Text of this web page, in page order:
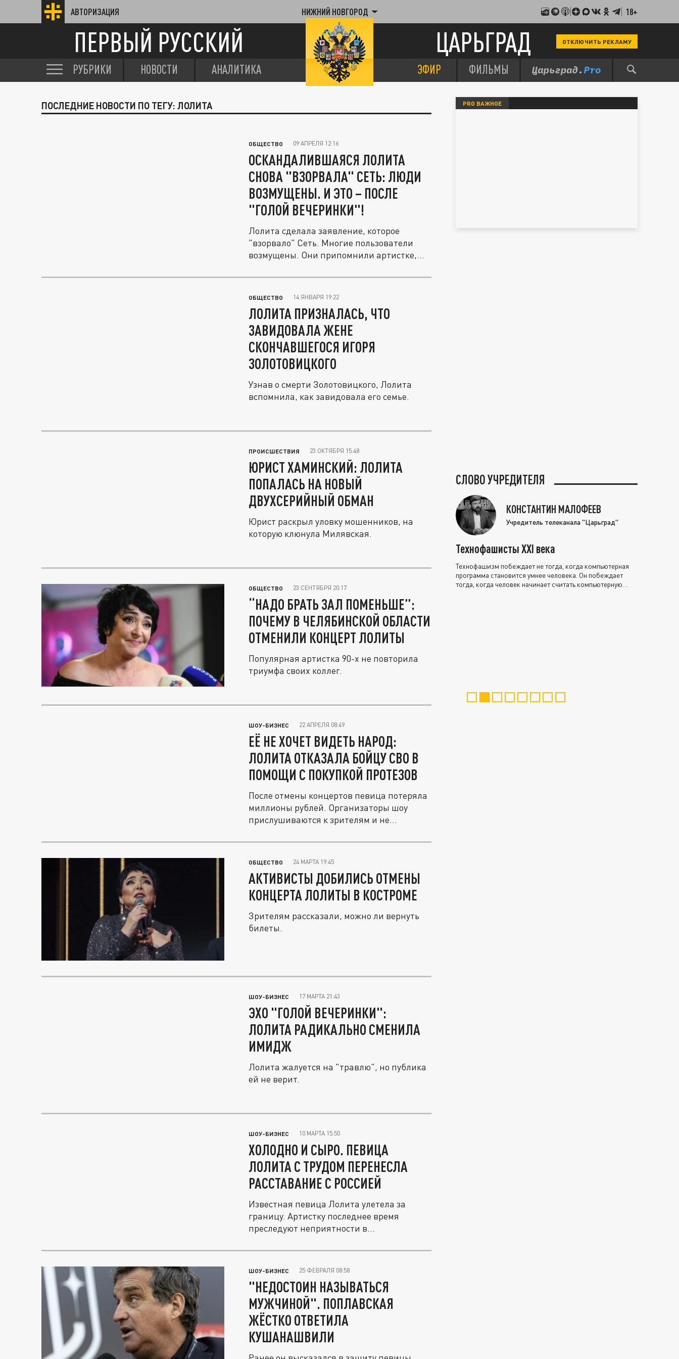
АВТОРИЗАЦИЯ НИЖНИЙ НОВГОРОД 18+
ПЕРВЫЙ РУССКИЙ ЦАРЬГРАД ОТКЛЮЧИТЬ РЕКЛАМУ
РУБРИКИ НОВОСТИ АНАЛИТИКА ЭФИР ФИЛЬМЫ
ПОСЛЕДНИЕ НОВОСТИ ПО ТЕГУ: ЛОЛИТА
ОБЩЕСТВО 09 АПРЕЛЯ 12:16
ОСКАНДАЛИВШАЯСЯ ЛОЛИТА
СНОВА "ВЗОРВАЛА" СЕТЬ: ЛЮДИ
ВОЗМУЩЕНЫ. И ЭТО – ПОСЛЕ
"ГОЛОЙ ВЕЧЕРИНКИ"!
Лолита сделала заявление, которое
"взорвало" Сеть. Многие пользователи
возмущены. Они припомнили артистке,
ОБЩЕСТВО 14 ЯНВАРЯ 19:22
ЛОЛИТА ПРИЗНАЛАСЬ, ЧТО
ЗАВИДОВАЛА ЖЕНЕ
СКОНЧАВШЕГОСЯ ИГОРЯ
ЗОЛОТОВИЦКОГО
Узнав о смерти Золотовицкого, Лолита
вспомнила, как завидовала его семье.
ПРОИСШЕСТВИЯ 23 ОКТЯБРЯ 15:48
ЮРИСТ ХАМИНСКИЙ: ЛОЛИТА
ПОПАЛАСЬ НА НОВЫЙ
ДВУХСЕРИЙНЫЙ ОБМАН
Юрист раскрыл уловку мошенников, на
которую клюнула Милявская.
ОБЩЕСТВО 23 СЕНТЯБРЯ 20:17
“НАДО БРАТЬ ЗАЛ ПОМЕНЬШЕ”:
ПОЧЕМУ В ЧЕЛЯБИНСКОЙ ОБЛАСТИ
ОТМЕНИЛИ КОНЦЕРТ ЛОЛИТЫ
Популярная артистка 90-х не повторила
триумфа своих коллег.
ШОУ-БИЗНЕС 22 АПРЕЛЯ 08:49
ЕЁ НЕ ХОЧЕТ ВИДЕТЬ НАРОД:
ЛОЛИТА ОТКАЗАЛА БОЙЦУ СВО В
ПОМОЩИ С ПОКУПКОЙ ПРОТЕЗОВ
После отмены концертов певица потеряла
миллионы рублей. Организаторы шоу
прислушиваются к зрителям и не...
ОБЩЕСТВО 24 МАРТА 19:45
АКТИВИСТЫ ДОБИЛИСЬ ОТМЕНЫ
КОНЦЕРТА ЛОЛИТЫ В КОСТРОМЕ
Зрителям рассказали, можно ли вернуть
билеты.
ШОУ-БИЗНЕС 17 МАРТА 21:43
ЭХО "ГОЛОЙ ВЕЧЕРИНКИ":
ЛОЛИТА РАДИКАЛЬНО СМЕНИЛА
ИМИДЖ
Лолита жалуется на "травлю", но публика
ей не верит.
ШОУ-БИЗНЕС 10 МАРТА 15:50
ХОЛОДНО И СЫРО. ПЕВИЦА
ЛОЛИТА С ТРУДОМ ПЕРЕНЕСЛА
РАССТАВАНИЕ С РОССИЕЙ
Известная певица Лолита улетела за
границу. Артистку последнее время
преследуют неприятности в...
ШОУ-БИЗНЕС 25 ФЕВРАЛЯ 08:58
"НЕДОСТОИН НАЗЫВАТЬСЯ
МУЖЧИНОЙ". ПОПЛАВСКАЯ
ЖЁСТКО ОТВЕТИЛА
КУШАНАШВИЛИ
PRO ВАЖНОЕ
СЛОВО УЧРЕДИТЕЛЯ
КОНСТАНТИН МАЛОФЕЕВ
Учредитель телеканала "Царьград"
Технофашисты XXI века
Технофашизм побеждает не тогда, когда компьютерная
программа становится умнее человека. Он побеждает
тогда, когда человек начинает считать компьютерную